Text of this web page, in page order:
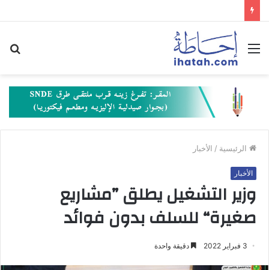
القائمة
الرئيسية / الأخبار
الأخبار
وزير التشغيل يطلق ”مشاريع
صغيرة“ للسلف بدون فوائد
3 فبراير 2022 دقيقة واحدة